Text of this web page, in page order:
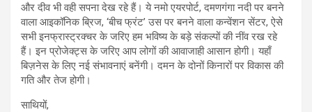
और दीव भी वही सपना देख रहे हैं। ये नमो एयरपोर्ट, दमणगंगा नदी पर बनने
वाला आइकॉनिक ब्रिज, ‘बीच फ्रंट’ उस पर बनने वाला कन्वेंशन सेंटर, ऐसे
सभी इनफ्रास्ट्रक्चर के जरिए हम भविष्य के बड़े संकल्पों की नींव रख रहे
हैं। इन प्रोजेक्ट्स के जरिए आप लोगों की आवाजाही आसान होगी। यहाँ
बिज़नेस के लिए नई संभावनाएं बनेंगी। दमन के दोनों किनारों पर विकास की
गति और तेज होगी।
साथियों,